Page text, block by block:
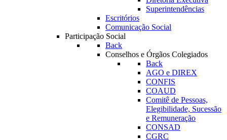
Superintendências
Escritórios
Comunicação Social
Participação Social
Back
Conselhos e Órgãos Colegiados
Back
AGO e DIREX
CONFIS
COAUD
Comitê de Pessoas,
Elegibilidade, Sucessão
e Remuneração
CONSAD
CGRC